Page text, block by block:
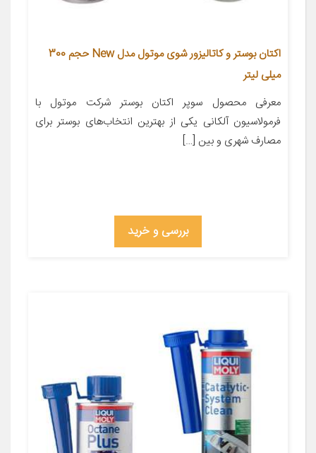
اکتان بوستر و کاتالیزور شوی موتول مدل New حجم 300
میلی لیتر
معرفی محصول سوپر اکتان بوستر شرکت موتول با
فرمولاسیون آلکانی یکی از بهترین انتخاب‌های بوستر برای
مصارف شهری و بین […]
بررسی و خرید